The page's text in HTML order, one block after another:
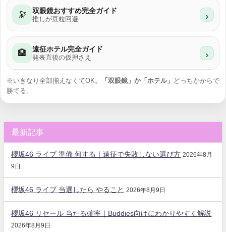
🔭 双眼鏡おすすめ完全ガイド
推しが豆粒回避 ›
🏨 遠征ホテル完全ガイド
発表直後の仮押さえ ›
※いきなり全部揃えなくてOK。 「双眼鏡」か「ホテル」
どっちかからで
勝てる。
最新記事
櫻坂46 ライブ 準備 何する｜遠征で失敗しない選び方 2026年8月
9日
櫻坂46 ライブ 当選したら やること 2026年8月9日
櫻坂46 リセール 当たる確率｜Buddies向けにわかりやすく解説
2026年8月9日